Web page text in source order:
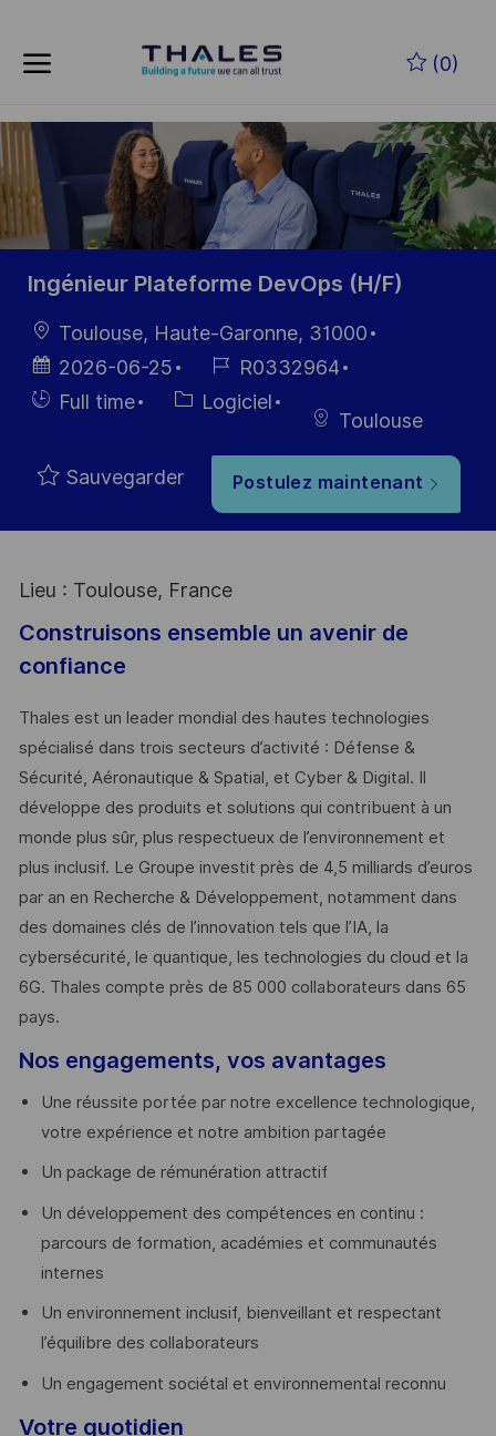
(0)
-
Ingénieur Plateforme DevOps (H/F)
localisation
Toulouse, Haute-Garonne, 31000
Date
d’affichage
2026-06-25
Référence
du poste
R0332964
HiringFull time Catégorie
Logiciel
Toulouse
Sauvegarder Postulez maintenant
Lieu : Toulouse, France
Construisons ensemble un avenir de
confiance
Thales est un leader mondial des hautes technologies
spécialisé dans trois secteurs d’activité : Défense &
Sécurité, Aéronautique & Spatial, et Cyber & Digital. Il
développe des produits et solutions qui contribuent à un
monde plus sûr, plus respectueux de l’environnement et
plus inclusif. Le Groupe investit près de 4,5 milliards d’euros
par an en Recherche & Développement, notamment dans
des domaines clés de l’innovation tels que l’IA, la
cybersécurité, le quantique, les technologies du cloud et la
6G. Thales compte près de 85 000 collaborateurs dans 65
pays. ​
Nos engagements, vos avantages
Une réussite portée par notre excellence technologique,
votre expérience et notre ambition partagée
Un package de rémunération attractif
Un développement des compétences en continu :
parcours de formation, académies et communautés
internes
Un environnement inclusif, bienveillant et respectant
l’équilibre des collaborateurs
Un engagement sociétal et environnemental reconnu
Votre quotidien